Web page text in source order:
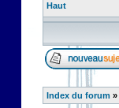
Haut
Index du forum »